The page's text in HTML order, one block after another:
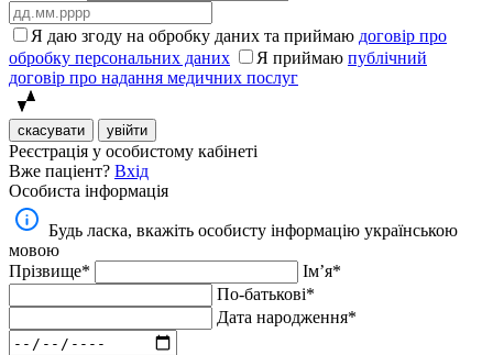
Я даю згоду на обробку даних та приймаю договір про
обробку персональних даних
Я приймаю публічний
договір про надання медичних послуг
скасувати увійти
Реєстрація у особистому кабінеті
Вже паціент? Вхід
Особиста інформація
Будь ласка, вкажіть особисту інформацію українською
мовою
Прізвище*
Імʼя*
По-батькові*
Дата народження*